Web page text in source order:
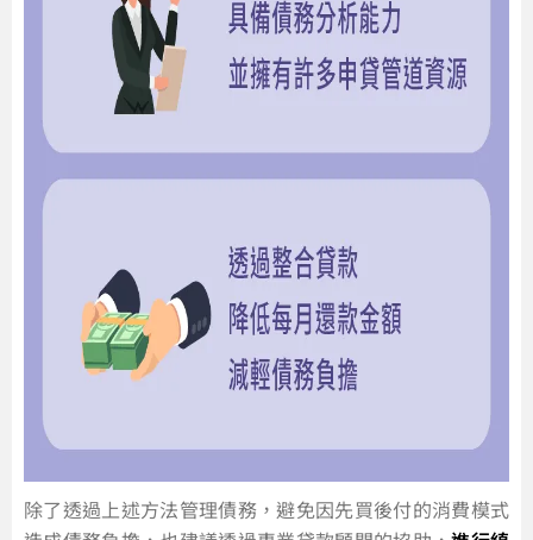
除了透過上述方法管理債務，避免因先買後付的消費模式